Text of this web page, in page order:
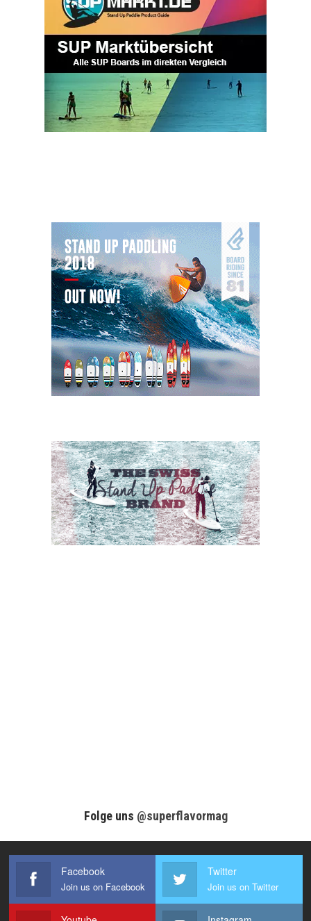
Folge uns @superflavormag
Facebook
Join us on Facebook
Twitter
Join us on Twitter